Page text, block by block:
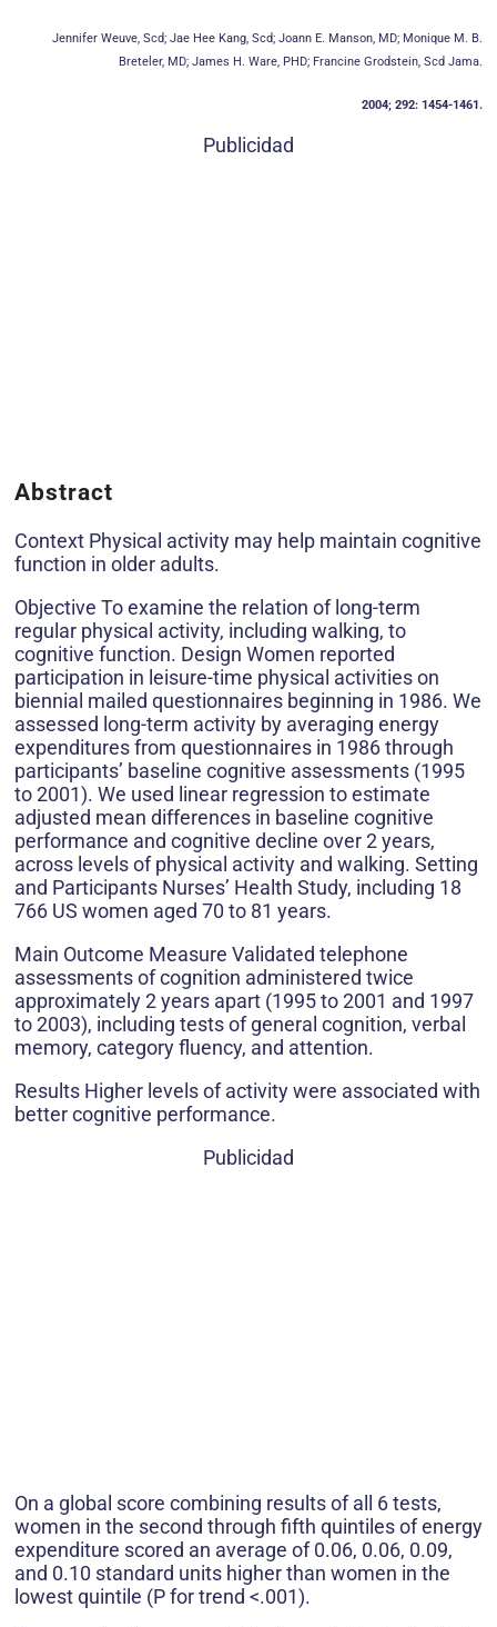
Jennifer Weuve, Scd; Jae Hee Kang, Scd; Joann E. Manson, MD; Monique M. B.
Breteler, MD; James H. Ware, PHD; Francine Grodstein, Scd Jama.
2004; 292: 1454-1461.
Publicidad
Abstract
Context Physical activity may help maintain cognitive
function in older adults.
Objective To examine the relation of long-term
regular physical activity, including walking, to
cognitive function. Design Women reported
participation in leisure-time physical activities on
biennial mailed questionnaires beginning in 1986. We
assessed long-term activity by averaging energy
expenditures from questionnaires in 1986 through
participants’ baseline cognitive assessments (1995
to 2001). We used linear regression to estimate
adjusted mean differences in baseline cognitive
performance and cognitive decline over 2 years,
across levels of physical activity and walking. Setting
and Participants Nurses’ Health Study, including 18
766 US women aged 70 to 81 years.
Main Outcome Measure Validated telephone
assessments of cognition administered twice
approximately 2 years apart (1995 to 2001 and 1997
to 2003), including tests of general cognition, verbal
memory, category fluency, and attention.
Results Higher levels of activity were associated with
better cognitive performance.
Publicidad
On a global score combining results of all 6 tests,
women in the second through fifth quintiles of energy
expenditure scored an average of 0.06, 0.06, 0.09,
and 0.10 standard units higher than women in the
lowest quintile (P for trend <.001).